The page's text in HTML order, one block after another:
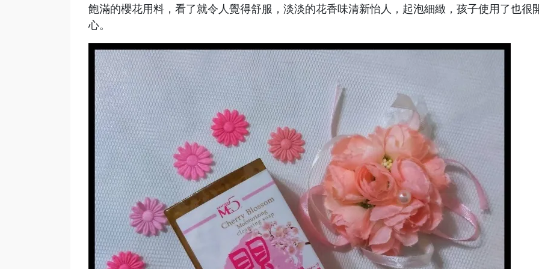
飽滿的櫻花用料，看了就令人覺得舒服，淡淡的花香味清新怡人，起泡細緻，孩子使用了也很
心。